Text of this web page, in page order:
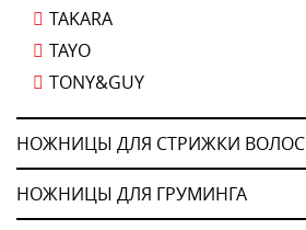
TAKARA
TAYO
TONY&GUY
НОЖНИЦЫ ДЛЯ СТРИЖКИ ВОЛОС
НОЖНИЦЫ ДЛЯ ГРУМИНГА